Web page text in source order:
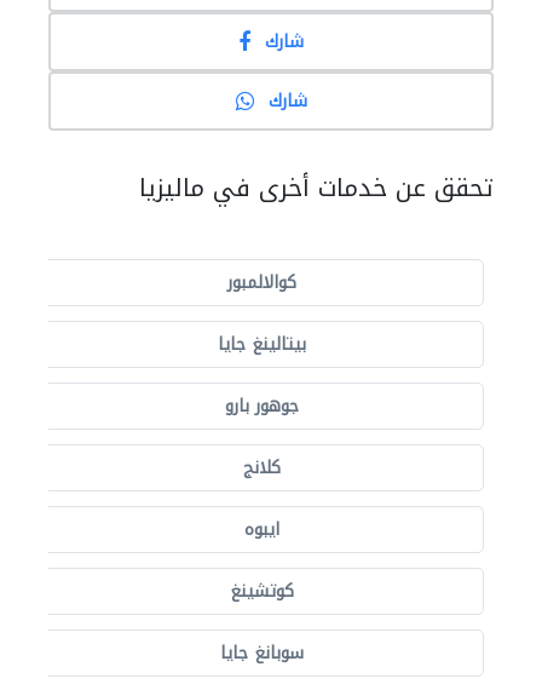
شارك
شارك
تحقق عن خدمات أخرى في ماليزيا
كوالالمبور
بيتالينغ جايا
جوهور بارو
كلانج
ايبوه
كوتشينغ
سوبانغ جايا